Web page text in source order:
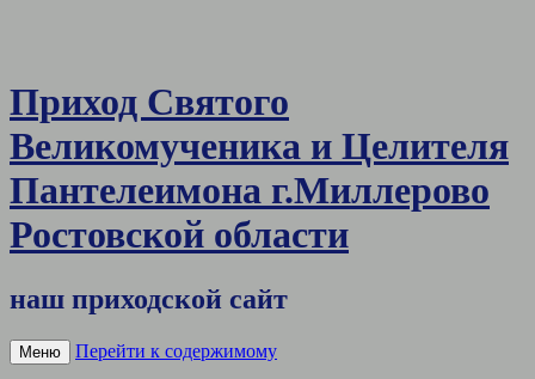
Приход Святого
Великомученика и Целителя
Пантелеимона г.Миллерово
Ростовской области
наш приходской сайт
Меню Перейти к содержимому